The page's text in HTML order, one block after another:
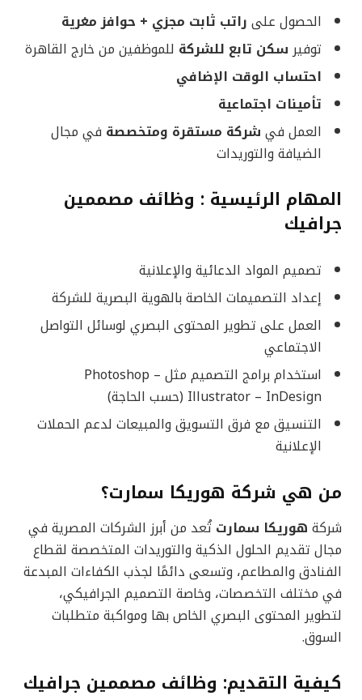
الحصول على راتب ثابت مجزي + حوافز مغرية
توفير سكن تابع للشركة للموظفين من خارج القاهرة
احتساب الوقت الإضافي
تأمينات اجتماعية
العمل في شركة مستقرة ومتخصصة في مجال
الضيافة والتوريدات
المهام الرئيسية : وظائف مصممين
جرافيك
تصميم المواد الدعائية والإعلانية
إعداد التصميمات الخاصة بالهوية البصرية للشركة
العمل على تطوير المحتوى البصري لوسائل التواصل
الاجتماعي
استخدام برامج التصميم مثل Photoshop –
Illustrator – InDesign (حسب الحاجة)
التنسيق مع فرق التسويق والمبيعات لدعم الحملات
الإعلانية
من هي شركة هوريكا سمارت؟
شركة هوريكا سمارت تُعد من أبرز الشركات المصرية في
مجال تقديم الحلول الذكية والتوريدات المتخصصة لقطاع
الفنادق والمطاعم، وتسعى دائمًا لجذب الكفاءات المبدعة
في مختلف التخصصات، وخاصة التصميم الجرافيكي،
لتطوير المحتوى البصري الخاص بها ومواكبة متطلبات
السوق.
كيفية التقديم: وظائف مصممين جرافيك